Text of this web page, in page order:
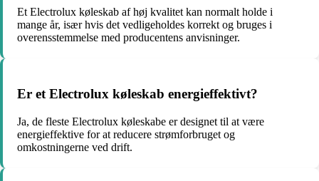
Et Electrolux køleskab af høj kvalitet kan normalt holde i
mange år, især hvis det vedligeholdes korrekt og bruges i
overensstemmelse med producentens anvisninger.
Er et Electrolux køleskab energieffektivt?
Ja, de fleste Electrolux køleskabe er designet til at være
energieffektive for at reducere strømforbruget og
omkostningerne ved drift.